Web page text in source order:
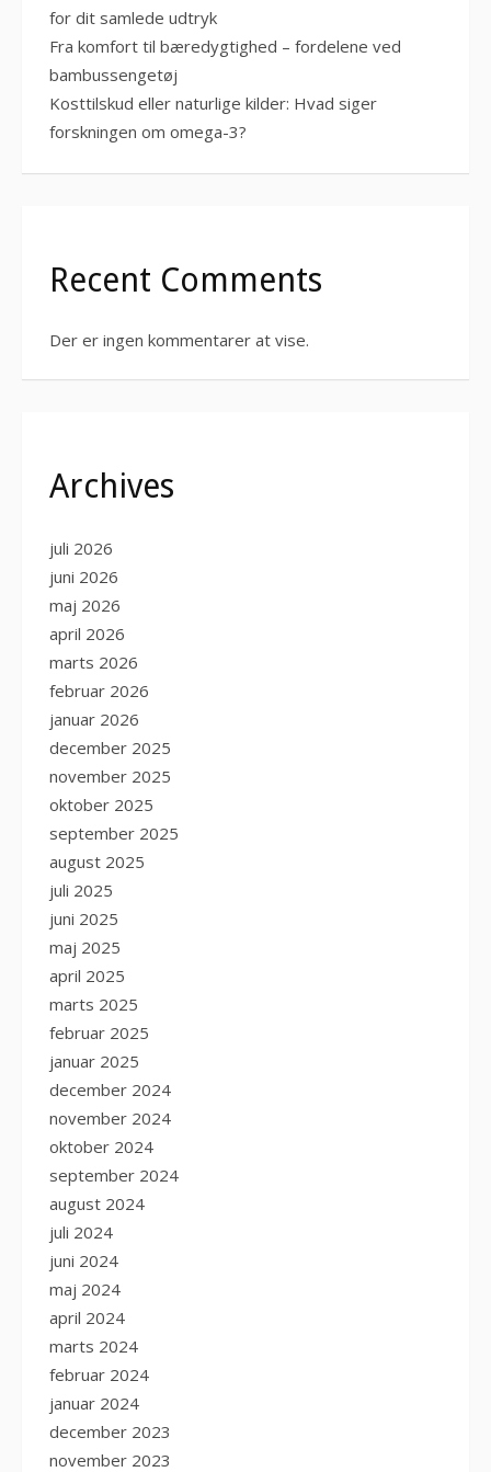
for dit samlede udtryk
Fra komfort til bæredygtighed – fordelene ved
bambussengetøj
Kosttilskud eller naturlige kilder: Hvad siger
forskningen om omega-3?
Recent Comments
Der er ingen kommentarer at vise.
Archives
juli 2026
juni 2026
maj 2026
april 2026
marts 2026
februar 2026
januar 2026
december 2025
november 2025
oktober 2025
september 2025
august 2025
juli 2025
juni 2025
maj 2025
april 2025
marts 2025
februar 2025
januar 2025
december 2024
november 2024
oktober 2024
september 2024
august 2024
juli 2024
juni 2024
maj 2024
april 2024
marts 2024
februar 2024
januar 2024
december 2023
november 2023